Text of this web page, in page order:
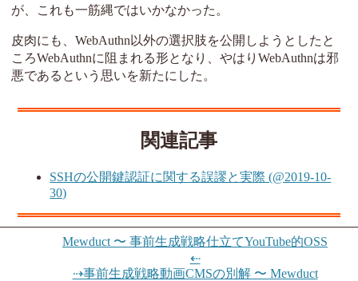
が、これも一筋縄ではいかなかった。
皮肉にも、WebAuthn以外の選択肢を公開しようとしたと
ころWebAuthnに阻まれる形となり、やはりWebAuthnは邪
悪であるという思いを新たにした。
関連記事
SSHの公開鍵認証に関する誤謬と実際 (@2019-10-
30)
Mewduct 〜 事前生成戦略仕立てYouTube的OSS
⇠
⇢事前生成戦略動画CMSの別解 〜 Mewduct